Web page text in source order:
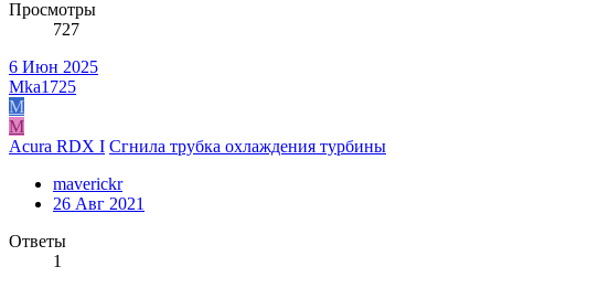
Просмотры
727
6 Июн 2025
Mka1725
M
M
Acura RDX I Сгнила трубка охлаждения турбины
maverickr
26 Авг 2021
Ответы
1